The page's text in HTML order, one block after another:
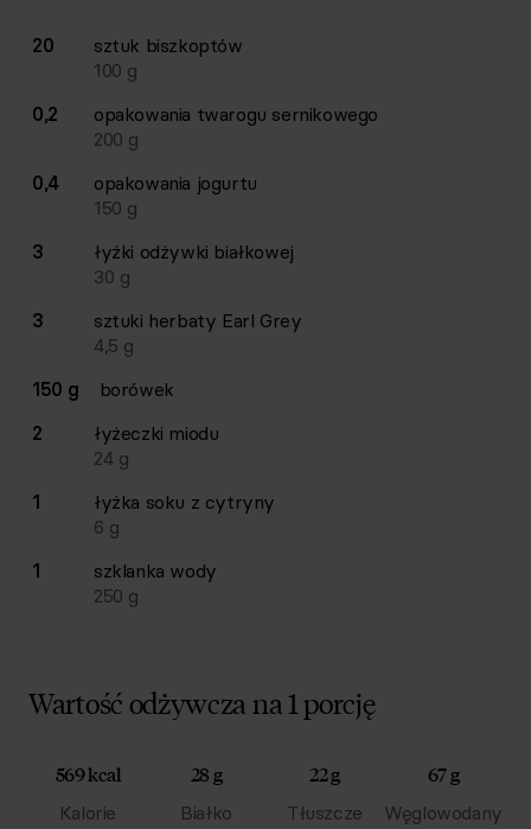
Lista składników przepisu z ilościami i wagami
Ilość Składnik
20 sztuk biszkoptów
100 g
0,2
opakowania twarogu sernikowego
200 g
0,4
opakowania jogurtu
150 g
3
łyżki odżywki białkowej
30 g
3
sztuki herbaty Earl Grey
4,5 g
150 g
borówek
2
łyżeczki miodu
24g
1
łyżka soku z cytryny
6 g
1
szklanka wody
250 g
Wartość odżywcza na 1 porcję
569 kcal
Kalorie
28 g
Białko
22 g
Tłuszcze
67 g
Węglowodany